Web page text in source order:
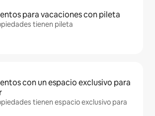
para vacaciones con pileta
tienen pileta
con un espacio exclusivo para
tienen espacio exclusivo para